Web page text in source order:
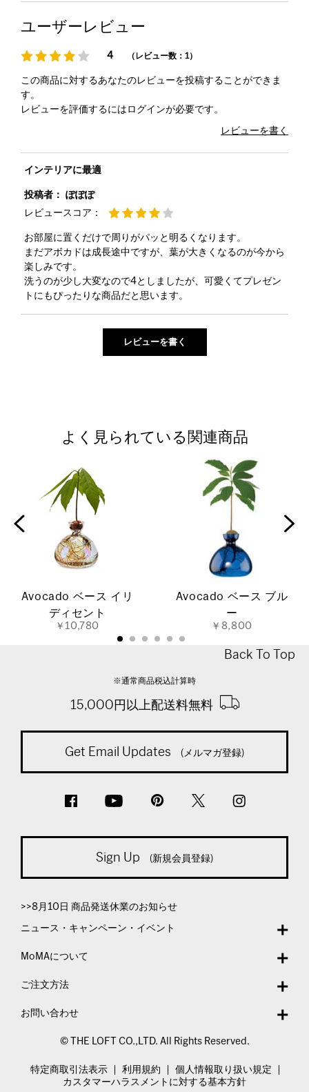
ユーザーレビュー
4 （レビュー数：1）
この商品に対するあなたのレビューを投稿することができま
す。
レビューを評価するには ログインが必要です。
レビューを書く
インテリアに最適
投稿者：
ぽぽぽ
レビュースコア：
お部屋に置くだけで周りがパッと明るくなります。
まだアボカドは成長途中ですが、葉が大きくなるのが今から
楽しみです。
洗うのが少し大変なので4としましたが、可愛くてプレゼン
トにもぴったりな商品だと思います。
よく見られている関連商品
Avocado ベース イリ
ディセント
￥10,780
Avocado ベース ブル
ー
￥8,800
Back To Top
※通常商品税込計算時
15,000円以上配送料無料
Get Email Updates (メルマガ登録)
Sign Up (新規会員登録)
>>8月10日 商品発送休業のお知らせ
ニュース・キャンペーン・イベント
MoMAについて
ご注文方法
お問い合わせ
© THE LOFT CO.,LTD. All Rights Reserved.
特定商取引法表示 利用規約
個人情報取り扱い規定
カスタマーハラスメントに対する基本方針